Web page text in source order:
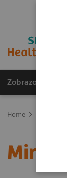
Zobrazovací
Home
Mira